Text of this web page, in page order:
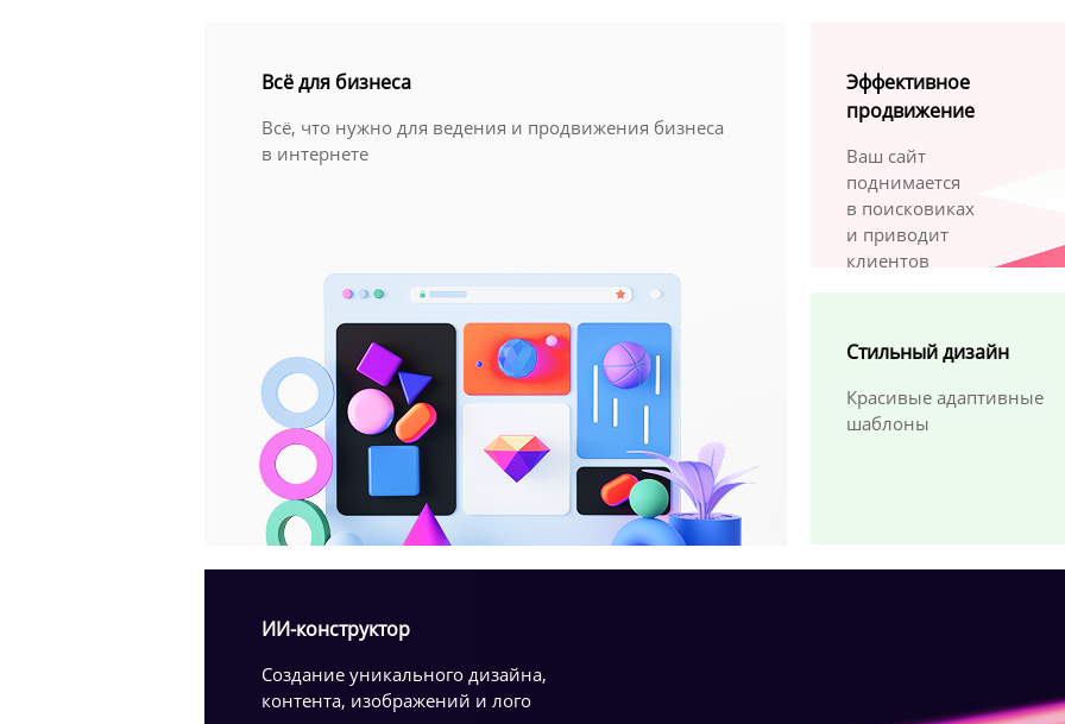
Всё для бизнеса
Всё, что нужно для ведения и продвижения бизнеса
в интернете
Эффективное
продвижение
Ваш сайт
поднимается
в поисковиках
и приводит
клиентов
Стильный дизайн
Красивые адаптивные
шаблоны
ИИ-конструктор
Создание уникального дизайна,
контента, изображений и лого